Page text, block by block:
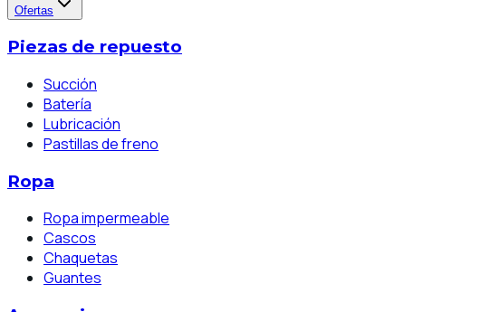
Ofertas
Piezas de repuesto
Succión
Batería
Lubricación
Pastillas de freno
Ropa
Ropa impermeable
Cascos
Chaquetas
Guantes